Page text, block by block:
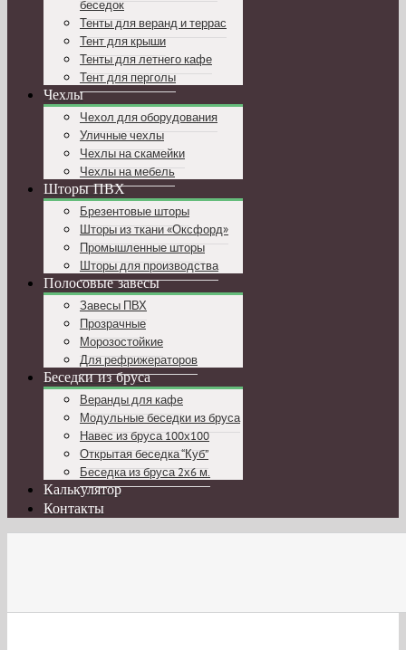
беседок
Тенты для веранд и террас
Тент для крыши
Тенты для летнего кафе
Тент для перголы
Чехлы
Чехол для оборудования
Уличные чехлы
Чехлы на скамейки
Чехлы на мебель
Шторы ПВХ
Брезентовые шторы
Шторы из ткани «Оксфорд»
Промышленные шторы
Шторы для производства
Полосовые завесы
Завесы ПВХ
Прозрачные
Морозостойкие
Для рефрижераторов
Беседки из бруса
Веранды для кафе
Модульные беседки из бруса
Навес из бруса 100х100
Открытая беседка “Куб”
Беседка из бруса 2х6 м.
Калькулятор
Контакты